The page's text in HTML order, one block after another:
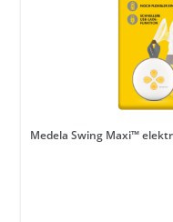
Medela Swing Maxi™